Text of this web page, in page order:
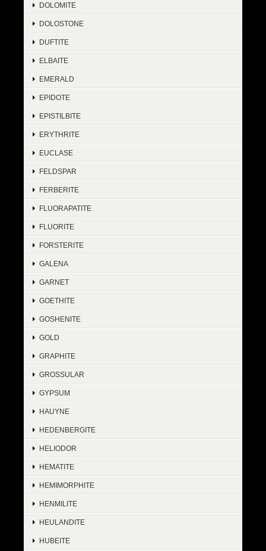
DOLOMITE
DOLOSTONE
DUFTITE
ELBAITE
EMERALD
EPIDOTE
EPISTILBITE
ERYTHRITE
EUCLASE
FELDSPAR
FERBERITE
FLUORAPATITE
FLUORITE
FORSTERITE
GALENA
GARNET
GOETHITE
GOSHENITE
GOLD
GRAPHITE
GROSSULAR
GYPSUM
HAUYNE
HEDENBERGITE
HELIODOR
HEMATITE
HEMIMORPHITE
HENMILITE
HEULANDITE
HUBEITE